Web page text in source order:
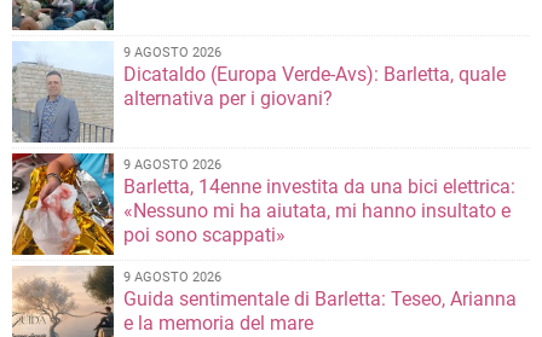
9 AGOSTO 2026
Dicataldo (Europa Verde-Avs): Barletta, quale
alternativa per i giovani?
9 AGOSTO 2026
Barletta, 14enne investita da una bici elettrica:
«Nessuno mi ha aiutata, mi hanno insultato e
poi sono scappati»
9 AGOSTO 2026
Guida sentimentale di Barletta: Teseo, Arianna
e la memoria del mare